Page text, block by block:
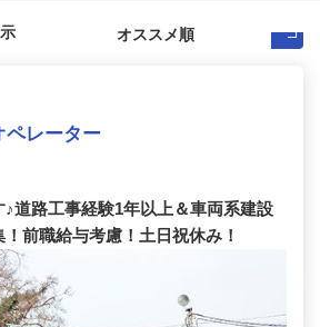
ペレーター
道路工事経験1年以上＆車両系建設
前職給与考慮！土日祝休み！